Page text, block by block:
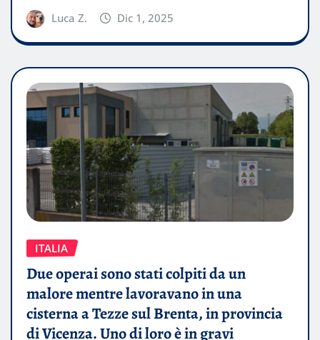
Luca Z. Dic 1, 2025
ITALIA
Due operai sono stati colpiti da un
malore mentre lavoravano in una
cisterna a Tezze sul Brenta, in provincia
di Vicenza. Uno di loro è in gravi